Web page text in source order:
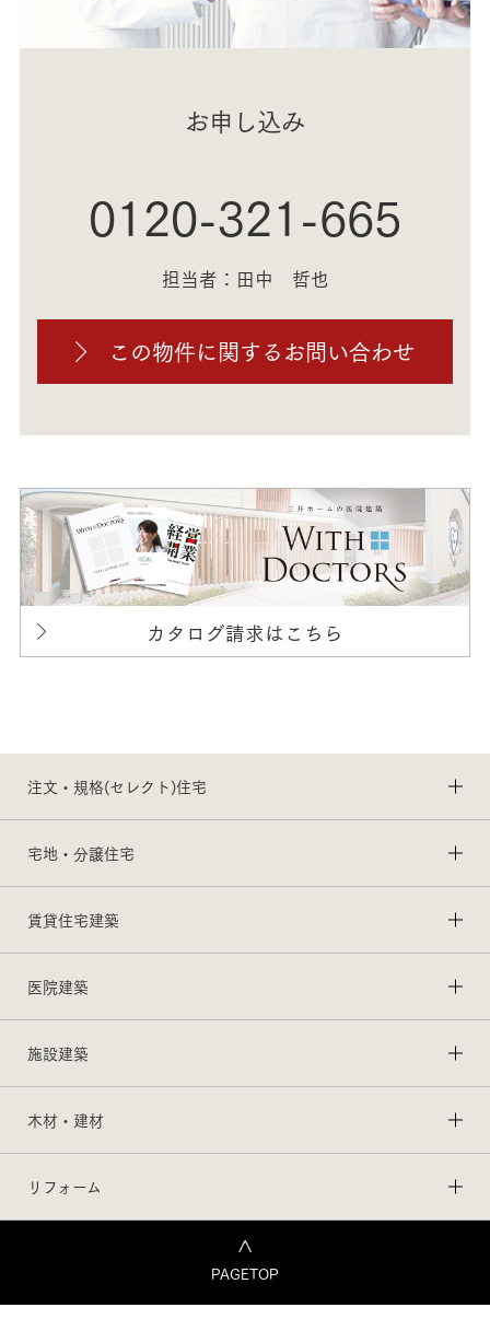
お申し込み
0120-321-665
担当者：田中 哲也
この物件に関するお問い合わせ
カタログ請求はこちら
注文・規格(セレクト)住宅
宅地・分譲住宅
賃貸住宅建築
医院建築
施設建築
木材・建材
リフォーム
PAGETOP